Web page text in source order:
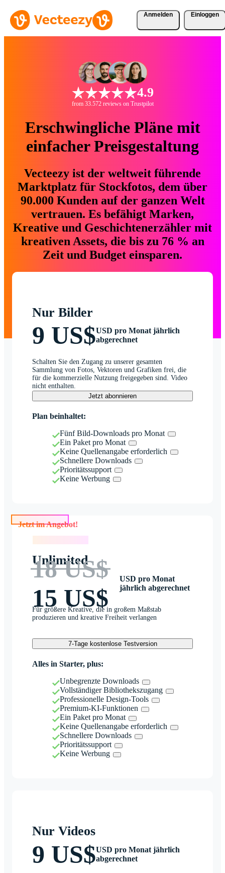
Anmelden Einloggen
4.9
from 33.572 reviews on Trustpilot
Erschwingliche Pläne mit
einfacher Preisgestaltung
Vecteezy ist der weltweit führende
Marktplatz für Stockfotos, dem über
90.000 Kunden auf der ganzen Welt
vertrauen. Es befähigt Marken,
Kreative und Geschichtenerzähler mit
kreativen Assets, die bis zu 76 % an
Zeit und Budget einsparen.
Nur Bilder
9 US$USD pro Monat jährlich
abgerechnet
Schalten Sie den Zugang zu unserer gesamten
Sammlung von Fotos, Vektoren und Grafiken frei, die
für die kommerzielle Nutzung freigegeben sind. Video
nicht enthalten.
Jetzt abonnieren
Plan beinhaltet:
Fünf Bild-Downloads pro Monat
Ein Paket pro Monat
Keine Quellenangabe erforderlich
Schnellere Downloads
Prioritätssupport
Keine Werbung
Jetzt im Angebot!
Unlimited
18 US$
15 US$
USD pro Monat
jährlich abgerechnet
Für größere Kreative, die in großem Maßstab
produzieren und kreative Freiheit verlangen
7-Tage kostenlose Testversion
Alles in Starter, plus:
Unbegrenzte Downloads
Vollständiger Bibliothekszugang
Professionelle Design-Tools
Premium-KI-Funktionen
Ein Paket pro Monat
Keine Quellenangabe erforderlich
Schnellere Downloads
Prioritätssupport
Keine Werbung
Nur Videos
9 US$USD pro Monat jährlich
abgerechnet